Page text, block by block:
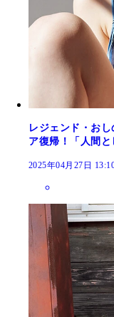
レジェンド・お
ア復帰！「人間と
2025年04月27日